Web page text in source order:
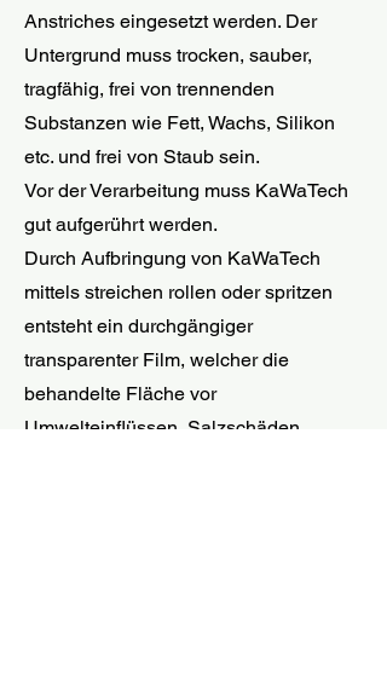
Anstriches eingesetzt werden. Der
Untergrund muss trocken, sauber,
tragfähig, frei von trennenden
Substanzen wie Fett, Wachs, Silikon
etc. und frei von Staub sein.
Vor der Verarbeitung muss KaWaTech
gut aufgerührt werden.
Durch Aufbringung von KaWaTech
mittels streichen rollen oder spritzen
entsteht ein durchgängiger
transparenter Film, welcher die
behandelte Fläche vor
Umwelteinflüssen, Salzschäden,